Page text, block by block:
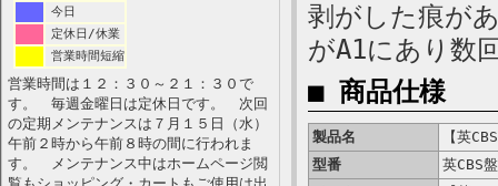
今日
定休日/休業
営業時間短縮
営業時間は１２：３０～２１：３０で
す。 毎週金曜日は定休日です。 次回
の定期メンテナンスは７月１５日（水）
午前２時から午前８時の間に行われま
す。 メンテナンス中はホームページ閲
剥がした痕が
がA1にあり数
■ 商品仕様
製品名
【英
型番
英CBS